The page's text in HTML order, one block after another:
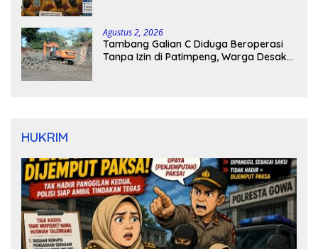
Agustus 2, 2026
Tambang Galian C Diduga Beroperasi
Tanpa Izin di Patimpeng, Warga Desak
HUKRIM